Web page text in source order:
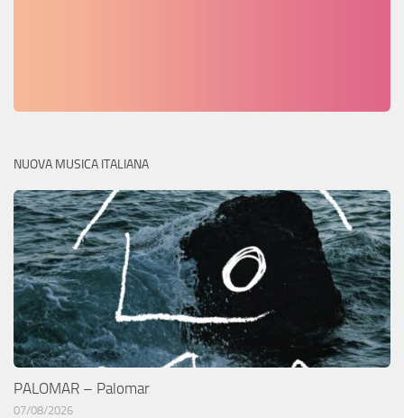
NUOVA MUSICA ITALIANA
PALOMAR – Palomar
07/08/2026